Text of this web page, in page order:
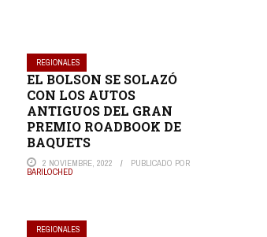
REGIONALES
EL BOLSON SE SOLAZÓ
CON LOS AUTOS
ANTIGUOS DEL GRAN
PREMIO ROADBOOK DE
BAQUETS
2 NOVIEMBRE, 2022 PUBLICADO POR
BARILOCHED
REGIONALES